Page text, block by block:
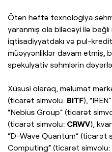
Ötən həftə texnologiya
yaranmış ola biləcəyi ilə
iqtisadiyyatdakı və pul-
müəyyənliklər davam etmiş,
spekulyativ səhmlərin
Xüsusi olaraq, məlumat
(ticarət simvolu: BITF),
“Nebius Group” (ticarət
(ticarət simvolu: CRWV),
“D-Wave Quantum” (ticarət
Computing” (ticarət simvolu: